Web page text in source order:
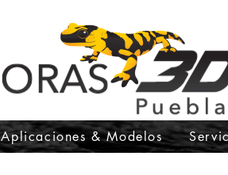
Aplicaciones & Modelos